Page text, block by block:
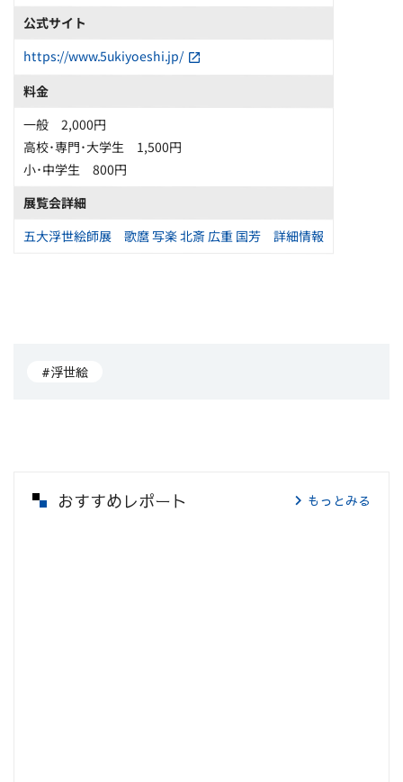
公式サイト
https://www.5ukiyoeshi.jp/
料金
一般 2,000円
高校･専門･大学生 1,500円
小･中学生 800円
展覧会詳細
五大浮世絵師展 歌麿 写楽 北斎 広重 国芳 詳細情報
#浮世絵
おすすめレポート もっとみる